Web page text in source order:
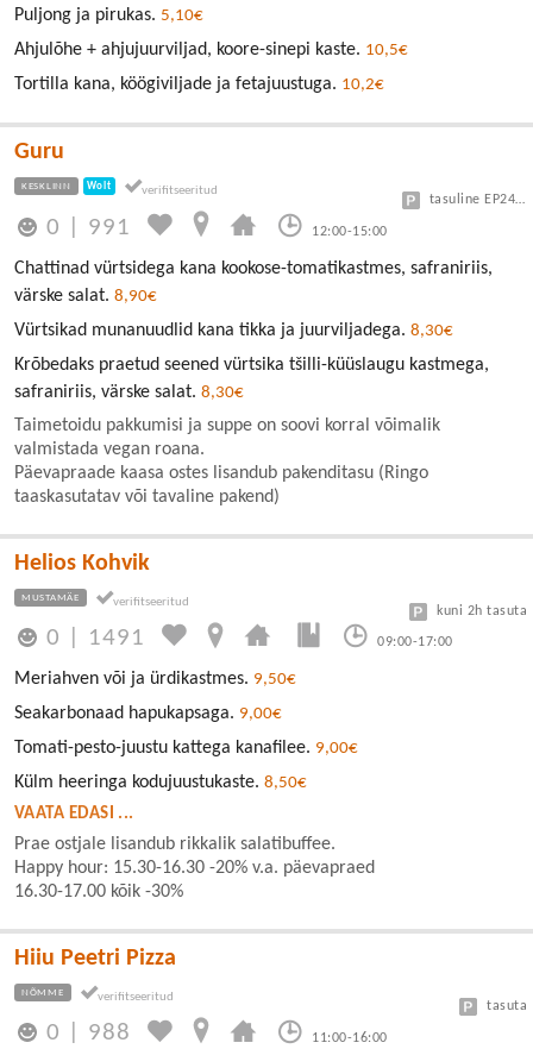
Puljong ja pirukas. 5,10€
Ahjulõhe + ahjujuurviljad, koore-sinepi kaste. 10,5€
Tortilla kana, köögiviljade ja fetajuustuga. 10,2€
Guru
KESKLINN Wolt
0 991 12:00-15:00
tasuline EP24 või Vanalinn
Chattinad vürtsidega kana kookose-tomatikastmes, safraniriis,
värske salat. 8,90€
Vürtsikad munanuudlid kana tikka ja juurviljadega. 8,30€
Krõbedaks praetud seened vürtsika tšilli-küüslaugu kastmega,
safraniriis, värske salat. 8,30€
Taimetoidu pakkumisi ja suppe on soovi korral võimalik
valmistada vegan roana.
Päevapraade kaasa ostes lisandub pakenditasu (Ringo
taaskasutatav või tavaline pakend)
Helios Kohvik
MUSTAMÄE
0 1491 09:00-17:00
kuni 2h tasuta
Meriahven või ja ürdikastmes. 9,50€
Seakarbonaad hapukapsaga. 9,00€
Tomati-pesto-juustu kattega kanafilee. 9,00€
Külm heeringa kodujuustukaste. 8,50€
VAATA EDASI ...
Prae ostjale lisandub rikkalik salatibuffee.
Happy hour: 15.30-16.30 -20% v.a. päevapraed
16.30-17.00 kõik -30%
Hiiu Peetri Pizza
NÕMME
0 988 11:00-16:00
tasuta